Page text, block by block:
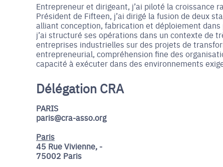
Entrepreneur et dirigeant, j’ai piloté la croissance
Président de Fifteen, j’ai dirigé la fusion de deux
alliant conception, fabrication et déploiement dans
j’ai structuré ses opérations dans un contexte de
entreprises industrielles sur des projets de
entrepreneurial, compréhension fine des
capacité à exécuter dans des environnements
Délégation CRA
PARIS
paris@cra-asso.org
Paris
45 Rue Vivienne, -
75002 Paris